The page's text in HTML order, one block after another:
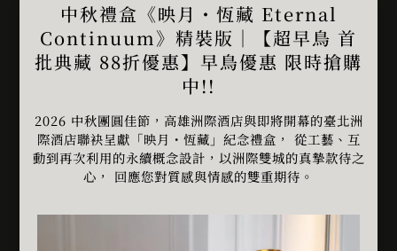
活動期間｜ 2025 / 11 / 01 – 2026 / 12 /30
優惠詳情 ｜凡持有2025‒2026年全台灣任一演唱會
實體⾨票的樂迷，
即可於我們指定餐廳享受「套餐與單點」85折優
惠，讓您的演唱會之旅更加難忘。
｜使用規範｜
兌換此優惠，須出示 2025‒2026 年全台灣任⼀演唱
中秋禮盒《映月・恆藏 Eternal
Continuum》精裝版｜【超早鳥 首
批典藏 88折優惠】早鳥優惠 限時搶購
中!!
2026 中秋團圓佳節，高雄洲際酒店與即將開幕的臺北洲
際酒店聯袂呈獻「映月・恆藏」紀念禮盒， 從工藝、互
動到再次利用的永續概念設計，以洲際雙城的真摯款待之
心， 回應您對質感與情感的雙重期待。